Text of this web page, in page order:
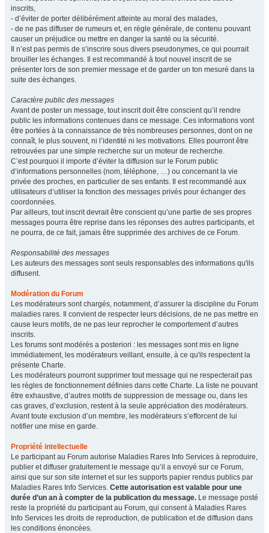
inscrits,
- d’éviter de porter délibérément atteinte au moral des malades,
- de ne pas diffuser de rumeurs et, en règle générale, de contenu pouvant
causer un préjudice ou mettre en danger la santé ou la sécurité.
Il n’est pas permis de s’inscrire sous divers pseudonymes, ce qui pourrait
brouiller les échanges. Il est recommandé à tout nouvel inscrit de se
présenter lors de son premier message et de garder un ton mesuré dans la
suite des échanges.
Caractère public des messages
Avant de poster un message, tout inscrit doit être conscient qu’il rendre
public les informations contenues dans ce message. Ces informations vont
être portées à la connaissance de très nombreuses personnes, dont on ne
connaît, le plus souvent, ni l’identité ni les motivations. Elles pourront être
retrouvées par une simple recherche sur un moteur de recherche.
C’est pourquoi il importe d’éviter la diffusion sur le Forum public
d’informations personnelles (nom, téléphone, …) ou concernant la vie
privée des proches, en particulier de ses enfants. Il est recommandé aux
utilisateurs d’utiliser la fonction des messages privés pour échanger des
coordonnées.
Par ailleurs, tout inscrit devrait être conscient qu’une partie de ses propres
messages pourra être reprise dans les réponses des autres participants, et
ne pourra, de ce fait, jamais être supprimée des archives de ce Forum.
Responsabilité des messages
Les auteurs des messages sont seuls responsables des informations qu'ils
diffusent.
Modération du Forum
Les modérateurs sont chargés, notamment, d’assurer la discipline du Forum
maladies rares. Il convient de respecter leurs décisions, de ne pas mettre en
cause leurs motifs, de ne pas leur reprocher le comportement d’autres
inscrits.
Les forums sont modérés a posteriori : les messages sont mis en ligne
immédiatement, les modérateurs veillant, ensuite, à ce qu'ils respectent la
présente Charte.
Les modérateurs pourront supprimer tout message qui ne respecterait pas
les règles de fonctionnement définies dans cette Charte. La liste ne pouvant
être exhaustive, d’autres motifs de suppression de message ou, dans les
cas graves, d’exclusion, restent à la seule appréciation des modérateurs.
Avant toute exclusion d’un membre, les modérateurs s’efforcent de lui
notifier une mise en garde.
Propriété intellectuelle
Le participant au Forum autorise Maladies Rares Info Services à reproduire,
publier et diffuser gratuitement le message qu’il a envoyé sur ce Forum,
ainsi que sur son site internet et sur les supports papier rendus publics par
Maladies Rares Info Services. Cette autorisation est valable pour une
durée d’un an à compter de la publication du message. Le message posté
reste la propriété du participant au Forum, qui consent à Maladies Rares
Info Services les droits de reproduction, de publication et de diffusion dans
les conditions énoncées.